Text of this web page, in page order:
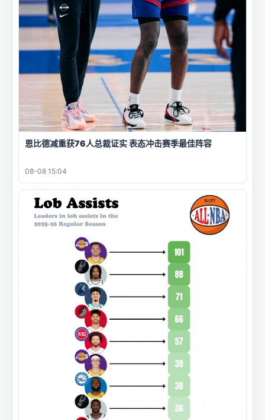
恩比德减重获76人总裁证实 表态冲击赛季最佳阵容
08-08 15:04